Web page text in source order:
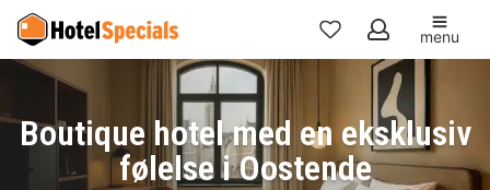
Mine
favoritter
menu
Boutique hotel med en eksklusiv
følelse i Oostende